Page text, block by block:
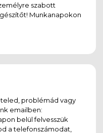
szabott
Munkanapokon
problémád vagy
emailben:
belül felvesszük
a telefonszámodat,